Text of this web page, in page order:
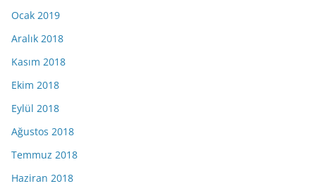
Ocak 2019
Aralık 2018
Kasım 2018
Ekim 2018
Eylül 2018
Ağustos 2018
Temmuz 2018
Haziran 2018